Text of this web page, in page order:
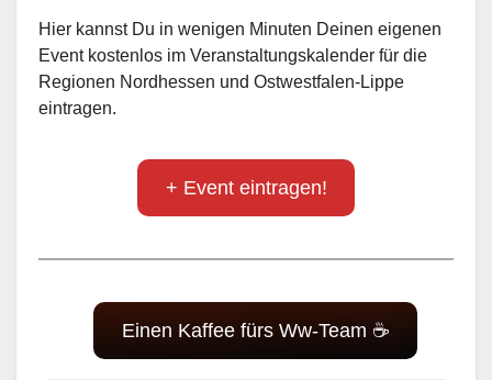
Hier kannst Du in wenigen Minuten Deinen eigenen
Event kostenlos im Veranstaltungskalender für die
Regionen Nordhessen und Ostwestfalen-Lippe
eintragen.
+ Event eintragen!
Einen Kaffee fürs Ww-Team ☕